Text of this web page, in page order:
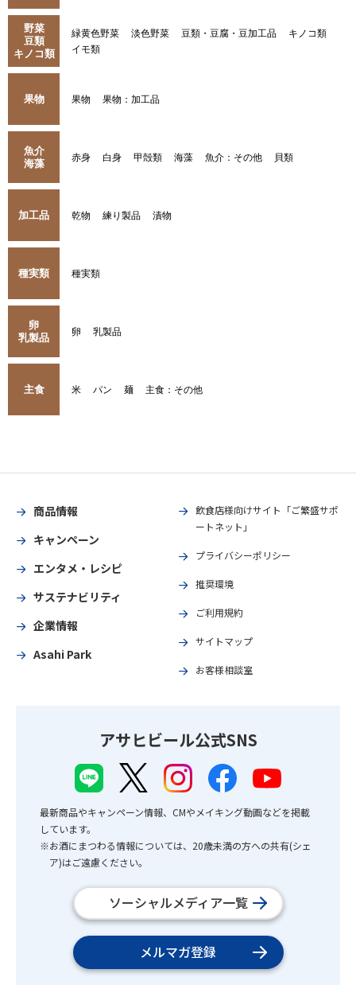
野菜
豆類
キノコ類
緑黄色野菜 淡色野菜 豆類・豆腐・豆加工品
キノコ類
イモ類
果物 果物 果物：加工品
魚介
海藻
赤身 白身 甲殻類 海藻 魚介：その他 貝類
加工品 乾物 練り製品 漬物
種実類 種実類
卵
乳製品
卵 乳製品
主食 米 パン 麺 主食：その他
商品情報
キャンペーン
エンタメ・レシピ
サステナビリティ
企業情報
Asahi Park
飲食店様向けサイト「ご繁盛サポ
ートネット」
プライバシーポリシー
推奨環境
ご利用規約
サイトマップ
お客様相談室
アサヒビール公式SNS
最新商品やキャンペーン情報、CMやメイキング動画などを掲載
しています。
※お酒にまつわる情報については、20歳未満の方への共有(シェ
ア)はご遠慮ください。
ソーシャルメディア一覧
メルマガ登録